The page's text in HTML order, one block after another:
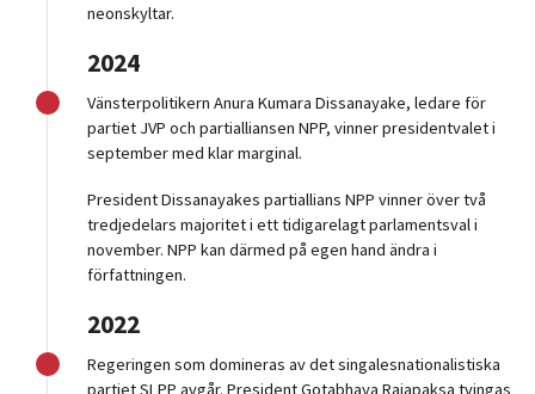
neonskyltar.
2024
Vänsterpolitikern Anura Kumara Dissanayake, ledare för
partiet JVP och partialliansen NPP, vinner presidentvalet i
september med klar marginal.
President Dissanayakes partiallians NPP vinner över två
tredjedelars majoritet i ett tidigarelagt parlamentsval i
november. NPP kan därmed på egen hand ändra i
författningen.
2022
Regeringen som domineras av det singalesnationalistiska
partiet SLPP avgår. President Gotabhaya Rajapaksa tvingas